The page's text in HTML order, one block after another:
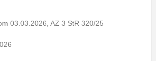
03.03.2026, AZ 3 StR 320/25